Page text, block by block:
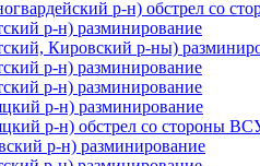
р-н) обстрел со
р-н) разминирование
Кировский р-ны)
р-н) разминирование
р-н) разминирование
р-н) разминирование
р-н) обстрел со стороны
р-н) разминирование